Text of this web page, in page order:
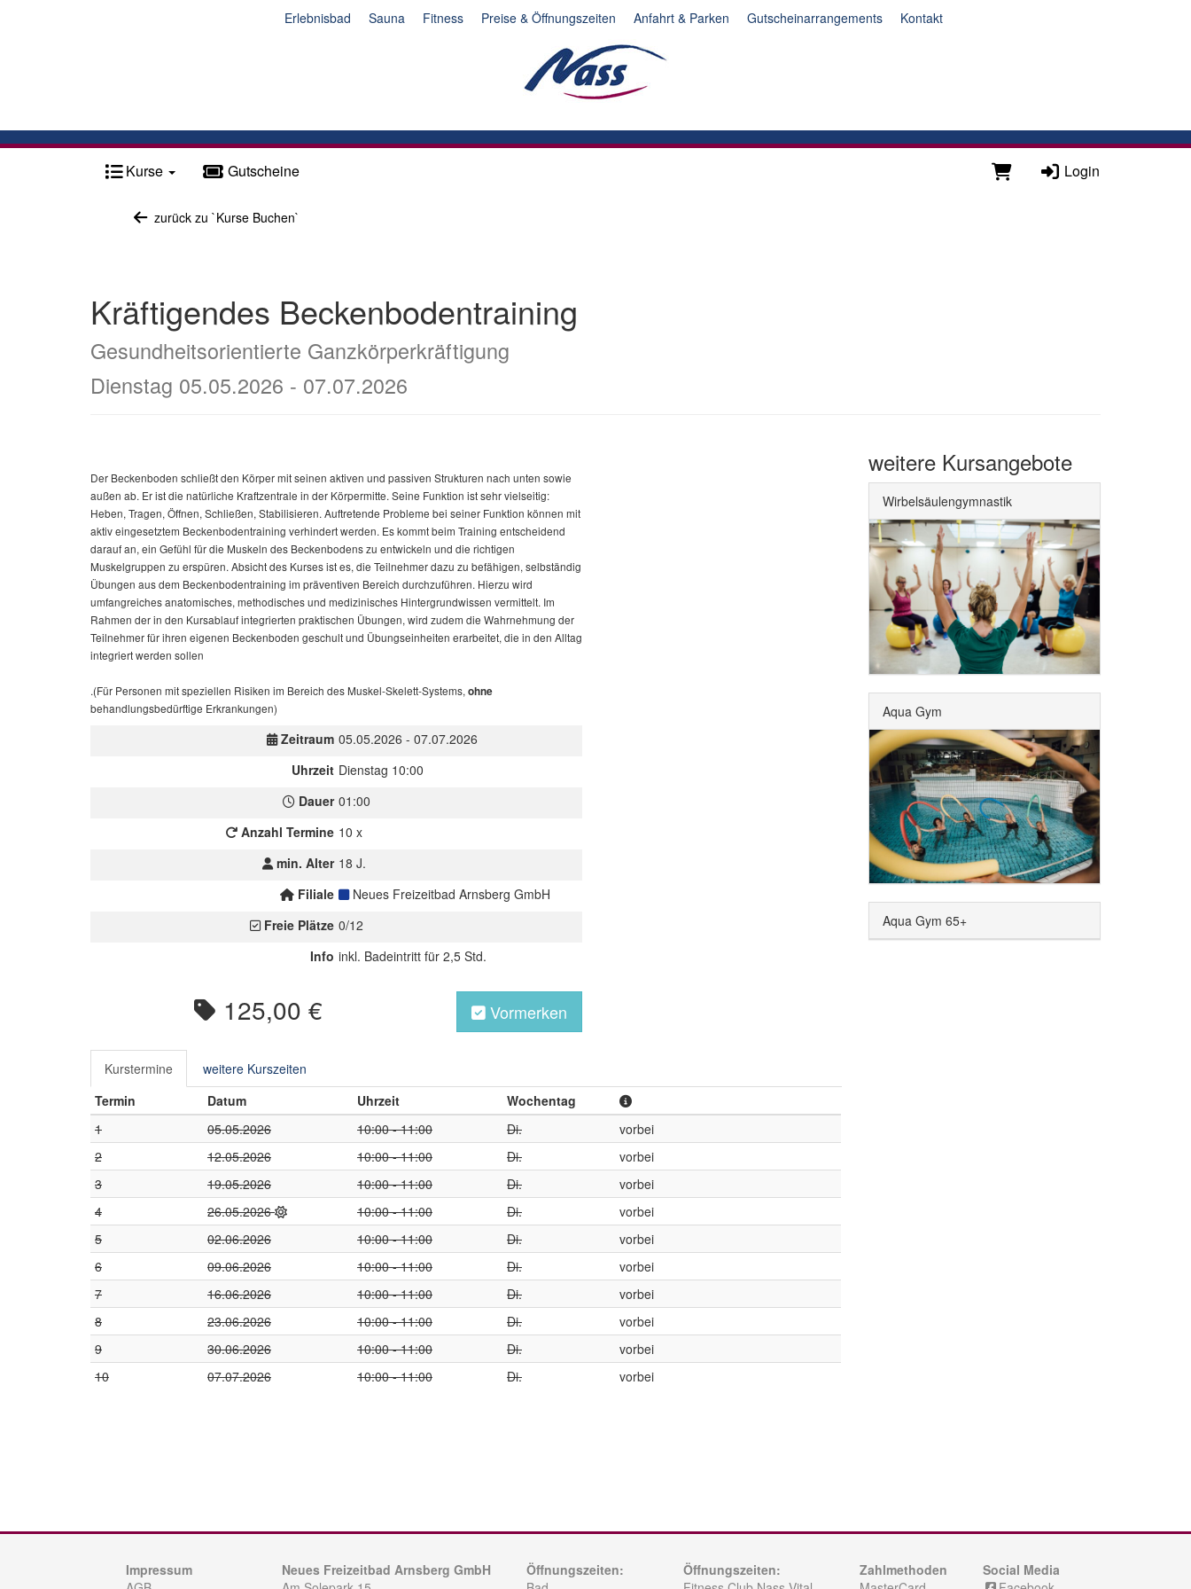
Erlebnisbad Sauna Fitness Preise & Öffnungszeiten Anfahrt & Parken Gutscheinarrangements Kontakt
Kurse Gutscheine Login
zurück zu `Kurse Buchen`
Kräftigendes Beckenbodentraining
Gesundheitsorientierte Ganzkörperkräftigung
Dienstag 05.05.2026 - 07.07.2026
Der Beckenboden schließt den Körper mit seinen aktiven und passiven Strukturen nach unten sowie
außen ab. Er ist die natürliche Kraftzentrale in der Körpermitte. Seine Funktion ist sehr vielseitig:
Heben, Tragen, Öffnen, Schließen, Stabilisieren. Auftretende Probleme bei seiner Funktion können mit
aktiv eingesetztem Beckenbodentraining verhindert werden. Es kommt beim Training entscheidend
darauf an, ein Gefühl für die Muskeln des Beckenbodens zu entwickeln und die richtigen
Muskelgruppen zu erspüren. Absicht des Kurses ist es, die Teilnehmer dazu zu befähigen, selbständig
Übungen aus dem Beckenbodentraining im präventiven Bereich durchzuführen. Hierzu wird
umfangreiches anatomisches, methodisches und medizinisches Hintergrundwissen vermittelt. Im
Rahmen der in den Kursablauf integrierten praktischen Übungen, wird zudem die Wahrnehmung der
Teilnehmer für ihren eigenen Beckenboden geschult und Übungseinheiten erarbeitet, die in den Alltag
integriert werden sollen
.(Für Personen mit speziellen Risiken im Bereich des Muskel-Skelett-Systems, ohne
behandlungsbedürftige Erkrankungen)
Zeitraum 05.05.2026 - 07.07.2026
Uhrzeit Dienstag 10:00
Dauer 01:00
Anzahl Termine 10 x
min. Alter 18 J.
Filiale
Neues Freizeitbad Arnsberg GmbH
Freie Plätze 0/12
Info inkl. Badeintritt für 2,5 Std.
125,00 € Vormerken
Kurstermine
weitere Kurszeiten
Termin
Datum Uhrzeit
Wochentag
1
05.05.2026 10:00 - 11:00 Di.
vorbei
2
12.05.2026 10:00 - 11:00 Di.
vorbei
3
19.05.2026 10:00 - 11:00 Di.
vorbei
4
26.05.2026 10:00 - 11:00 Di.
vorbei
5
02.06.2026 10:00 - 11:00 Di.
vorbei
6
09.06.2026 10:00 - 11:00 Di.
vorbei
7
16.06.2026 10:00 - 11:00 Di.
vorbei
8
23.06.2026 10:00 - 11:00 Di.
vorbei
9
30.06.2026 10:00 - 11:00 Di.
vorbei
10
07.07.2026 10:00 - 11:00 Di. vorbei
weitere Kursangebote
Wirbelsäulengymnastik
Aqua Gym
Aqua Gym 65+
Impressum
Neues Freizeitbad Arnsberg GmbH
Öffnungszeiten:
Öffnungszeiten:
Zahlmethoden
Social Media